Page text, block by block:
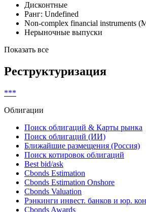
Дисконтные
Ранг: Undefined
Non-complex financial instruments
Нерыночные выпуски
Показать все
Реструктуризация
***
Облигации
Поиск облигаций & Карты рынка
Поиск облигаций (ИИ)
Ближайшие размещения (Россия)
Поиск котировок облигаций
Best bid/ask
Cbonds Estimation
Cbonds Estimation Onshore
Cbonds Valuation
Рэнкинги инвест. банков и юр.
Cbonds Awards